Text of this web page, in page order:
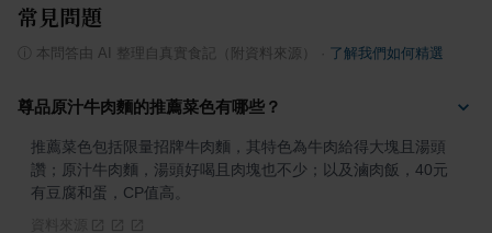
常見問題
本問答由 AI 整理自真實食記（附資料來源） 了解我們如何精選
尊品原汁牛肉麵的推薦菜色有哪些？
推薦菜色包括限量招牌牛肉麵，其特色為牛肉給得大塊且湯頭
讚；原汁牛肉麵，湯頭好喝且肉塊也不少；以及滷肉飯，40元
有豆腐和蛋，CP值高。